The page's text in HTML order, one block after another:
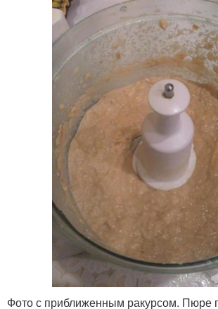
Фото с приближенным ракурсом. Пюре